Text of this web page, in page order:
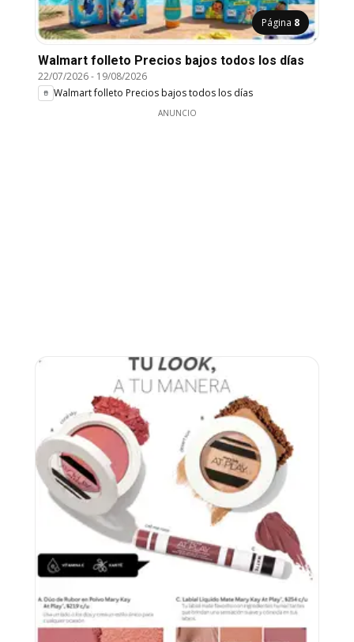
Página 8
Walmart folleto Precios bajos todos los días
22/07/2026- 19/08/2026
Walmart folleto Precios bajos todos los días
ANUNCIO